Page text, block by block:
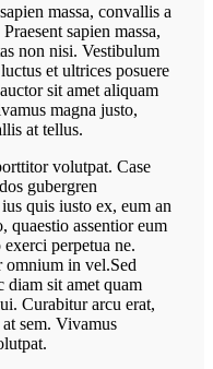
massa, convallis a
sapien massa,
non nisi. Vestibulum
et ultrices posuere
sit amet aliquam
magna justo,
at tellus.
volutpat. Case
gubergren
quis iusto ex, eum an
quaestio assentior eum
perpetua ne.
omnium in vel.Sed
diam sit amet quam
Curabitur arcu erat,
sem. Vivamus